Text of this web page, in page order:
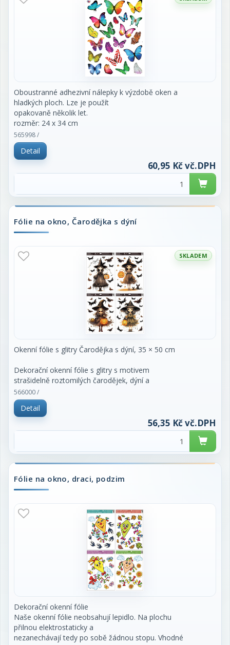
Oboustranné adhezivní nálepky k výzdobě oken a
hladkých ploch. Lze je použít
opakovaně několik let.
rozměr: 24 x 34 cm
565998 /
Detail
60,95 Kč vč.DPH
Fólie na okno, Čarodějka s dýní
SKLADEM
Okenní fólie s glitry Čarodějka s dýní, 35 × 50 cm
Dekorační okenní fólie s glitry s motivem
strašidelně roztomilých čarodějek, dýní a
netopýrů vnese do vašeho interiéru hravou a
magickou podzimní atmosféru. Jasné barvy
a třpytivé glitry zvýrazňují detaily motivu a
krásně oživí okna, výlohy nebo skleněné plochy
dekorací. Fólie přilne elektrostaticky – bez
použití lepidla, nezanechává stopy a je
Návod k použití:
Povrch před aplikací důkladně očistěte od
Fólii opatrně sejměte z podkladového papíru.
Přiložte na hladký povrch a jemně vyhlaďte
Po sezóně fólii vraťte na podkladový papír a
uschovejte pro další použití.
566000 /
Detail
56,35 Kč vč.DPH
Fólie na okno, draci, podzim
Dekorační okenní fólie
Naše okenní fólie neobsahují lepidlo. Na plochu
přilnou elektrostaticky a
nezanechávají tedy po sobě žádnou stopu. Vhodné